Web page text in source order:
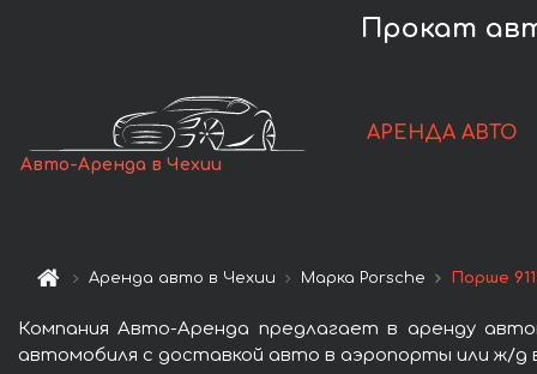
Прокат
Авто-Аренда в Чехии
АРЕНДА АВТО
Аренда авто в Чехии Марка Porsche Порше
Компания Авто-Аренда предлагает в аренду
автомобиля с доставкой авто в аэропорты или ж/д